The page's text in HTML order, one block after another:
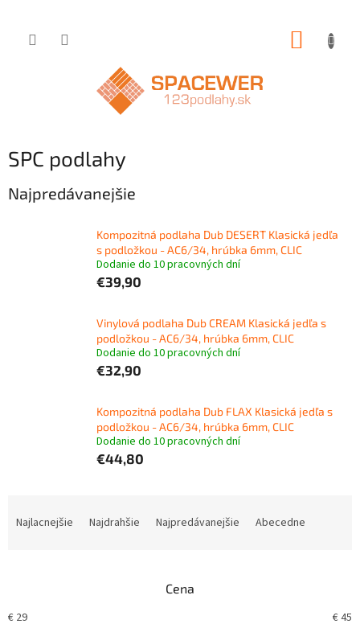
SPC podlahy
Najpredávanejšie
Kompozitná podlaha Dub DESERT Klasická jedľa
s podložkou - AC6/34, hrúbka 6mm, CLIC
Dodanie do 10 pracovných dní
€39,90
Vinylová podlaha Dub CREAM Klasická jedľa s
podložkou - AC6/34, hrúbka 6mm, CLIC
Dodanie do 10 pracovných dní
€32,90
Kompozitná podlaha Dub FLAX Klasická jedľa s
podložkou - AC6/34, hrúbka 6mm, CLIC
Dodanie do 10 pracovných dní
€44,80
e
Najlacnejšie Najdrahšie Najpredávanejšie Abecedne
Cena
€ 29 €45